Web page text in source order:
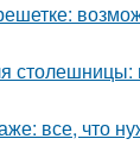
столешницы:
все, что